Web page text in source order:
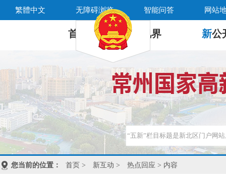
繁體中文 无障碍浏览 智能问答 网站
首 页 新 视界 新公
您当前的位置： 首页 > 新互动 > 热点回应 > 内容